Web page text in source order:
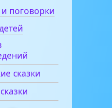
поговорки
сказки